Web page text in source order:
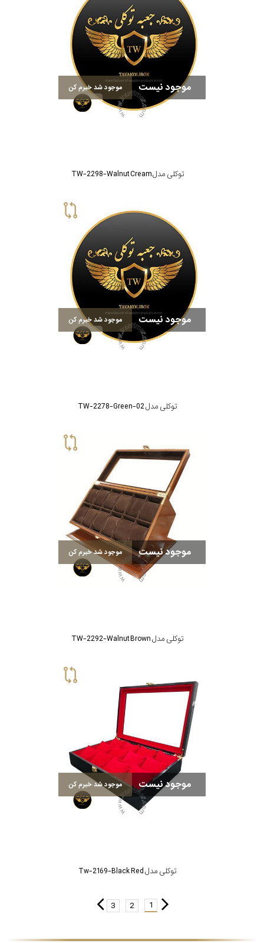
موجود نیست موجود شد خبرم کن
توکلی مدل TW-2298-Walnut Cream
موجود نیست موجود شد خبرم کن
توکلی مدل TW-2278-Green-02
موجود نیست موجود شد خبرم کن
توکلی مدل TW-2292-Walnut Brown
موجود نیست موجود شد خبرم کن
توکلی مدل Tw-2169-Black Red
1
2
3